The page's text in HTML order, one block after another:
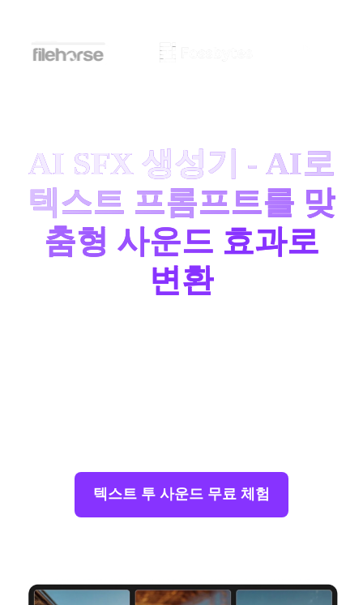
AI SFX 생성기 - AI로
텍스트 프롬프트를 맞
춤형 사운드 효과로
변환
텍스트 투 사운드 무료 체험